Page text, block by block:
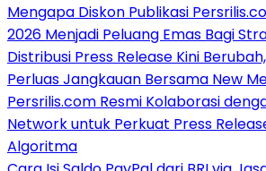
Mengapa Diskon Publikasi
2026 Menjadi Peluang Emas Bagi
Distribusi Press Release Kini
Perluas Jangkauan Bersama New
Persrilis.com Resmi Kolaborasi
Network untuk Perkuat Press
Algoritma